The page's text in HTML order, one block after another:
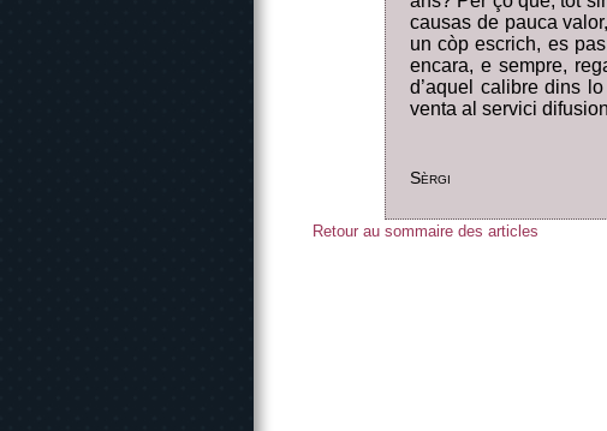
causas de pauca
un còp escrich, es
encara, e sempre,
d’aquel calibre dins
venta al servici
Sèrgi
Retour au sommaire des articles